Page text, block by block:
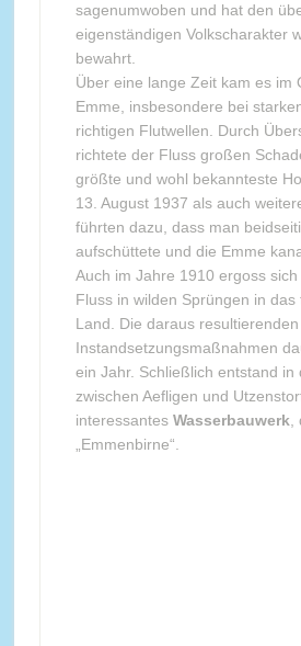
sagenumwoben und hat den
eigenständigen Volkscharakter
bewahrt.
Über eine lange Zeit kam es im
Emme, insbesondere bei
richtigen Flutwellen. Durch
richtete der Fluss großen
größte und wohl bekannteste
13. August 1937 als auch
führten dazu, dass man
aufschüttete und die Emme
Auch im Jahre 1910 ergoss
Fluss in wilden Sprüngen in das
Land. Die daraus resultierenden
Instandsetzungsmaßnahmen
ein Jahr. Schließlich entstand in
zwischen Aefligen und
interessantes Wasserbauwerk
„Emmenbirne“.